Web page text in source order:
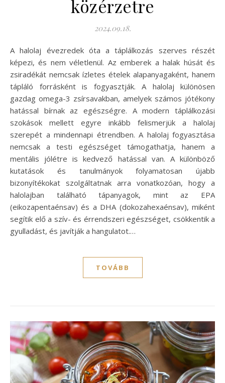
közérzetre
2024.09.18.
A halolaj évezredek óta a táplálkozás szerves részét
képezi, és nem véletlenül. Az emberek a halak húsát és
zsiradékát nemcsak ízletes ételek alapanyagaként, hanem
tápláló forrásként is fogyasztják. A halolaj különösen
gazdag omega-3 zsírsavakban, amelyek számos jótékony
hatással bírnak az egészségre. A modern táplálkozási
szokások mellett egyre inkább felismerjük a halolaj
szerepét a mindennapi étrendben. A halolaj fogyasztása
nemcsak a testi egészséget támogathatja, hanem a
mentális jólétre is kedvező hatással van. A különböző
kutatások és tanulmányok folyamatosan újabb
bizonyítékokat szolgáltatnak arra vonatkozóan, hogy a
halolajban található tápanyagok, mint az EPA
(eikozapentaénsav) és a DHA (dokozahexaénsav), miként
segítik elő a szív- és érrendszeri egészséget, csökkentik a
gyulladást, és javítják a hangulatot.…
TOVÁBB